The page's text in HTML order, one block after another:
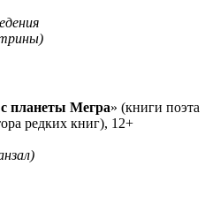
планеты Мегра» (книги поэта
редких книг), 12+